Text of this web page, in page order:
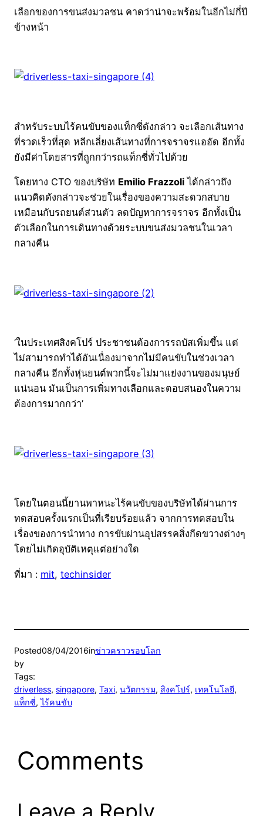
เลือกของการขนส่งมวลชน คาดว่าน่าจะพร้อมในอีกไม่กี่ปี
ข้างหน้า
สำหรับระบบไร้คนขับของแท็กซี่ดังกล่าว จะเลือกเส้นทาง
ที่รวดเร็วที่สุด หลีกเลี่ยงเส้นทางที่การจราจรแออัด อีกทั้ง
ยังมีค่าโดยสารที่ถูกกว่ารถแท็กซี่ทั่วไปด้วย
โดยทาง CTO ของบริษัท Emilio Frazzoli ได้กล่าวถึง
แนวคิดดังกล่าวจะช่วยในเรื่องของความสะดวกสบาย
เหมือนกับรถยนต์ส่วนตัว ลดปัญหาการจราจร อีกทั้งเป็น
ตัวเลือกในการเดินทางด้วยระบบขนส่งมวลชนในเวลา
กลางคืน
‘ในประเทศสิงคโปร์ ประชาชนต้องการรถบัสเพิ่มขึ้น แต่
ไม่สามารถทำได้อันเนื่องมาจากไม่มีคนขับในช่วงเวลา
กลางคืน อีกทั้งหุ่นยนต์พวกนี้จะไม่มาแย่งงานของมนุษย์
แน่นอน มันเป็นการเพิ่มทางเลือกและตอบสนองในความ
ต้องการมากกว่า’
โดยในตอนนี้ยานพาหนะไร้คนขับของบริษัทได้ผ่านการ
ทดสอบครั้งแรกเป็นที่เรียบร้อยแล้ว จากการทดสอบใน
เรื่องของการนำทาง การขับผ่านอุปสรรคสิ่งกีดขวางต่างๆ
โดยไม่เกิดอุบัติเหตุแต่อย่างใด
ที่มา : mit, techinsider
Posted08/04/2016inข่าวคราวรอบโลก
by
Tags:
driverless, singapore, Taxi, นวัตกรรม, สิงคโปร์, เทคโนโลยี
แท็กซี่, ไร้คนขับ
Comments